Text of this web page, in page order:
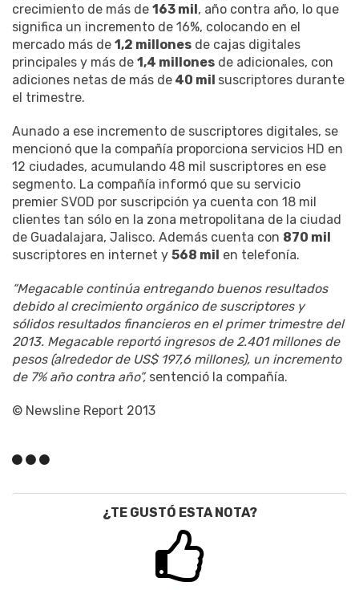
crecimiento de más de 163 mil, año contra año, lo que
significa un incremento de 16%, colocando en el
mercado más de 1,2 millones de cajas digitales
principales y más de 1,4 millones de adicionales, con
adiciones netas de más de 40 mil suscriptores durante
el trimestre.
Aunado a ese incremento de suscriptores digitales, se
mencionó que la compañía proporciona servicios HD en
12 ciudades, acumulando 48 mil suscriptores en ese
segmento. La compañía informó que su servicio
premier SVOD por suscripción ya cuenta con 18 mil
clientes tan sólo en la zona metropolitana de la ciudad
de Guadalajara, Jalisco. Además cuenta con 870 mil
suscriptores en internet y 568 mil en telefonía.
“Megacable continúa entregando buenos resultados
debido al crecimiento orgánico de suscriptores y
sólidos resultados financieros en el primer trimestre del
2013. Megacable reportó ingresos de 2.401 millones de
pesos (alrededor de US$ 197,6 millones), un incremento
de 7% año contra año”, sentenció la compañía.
© Newsline Report 2013
¿TE GUSTÓ ESTA NOTA?